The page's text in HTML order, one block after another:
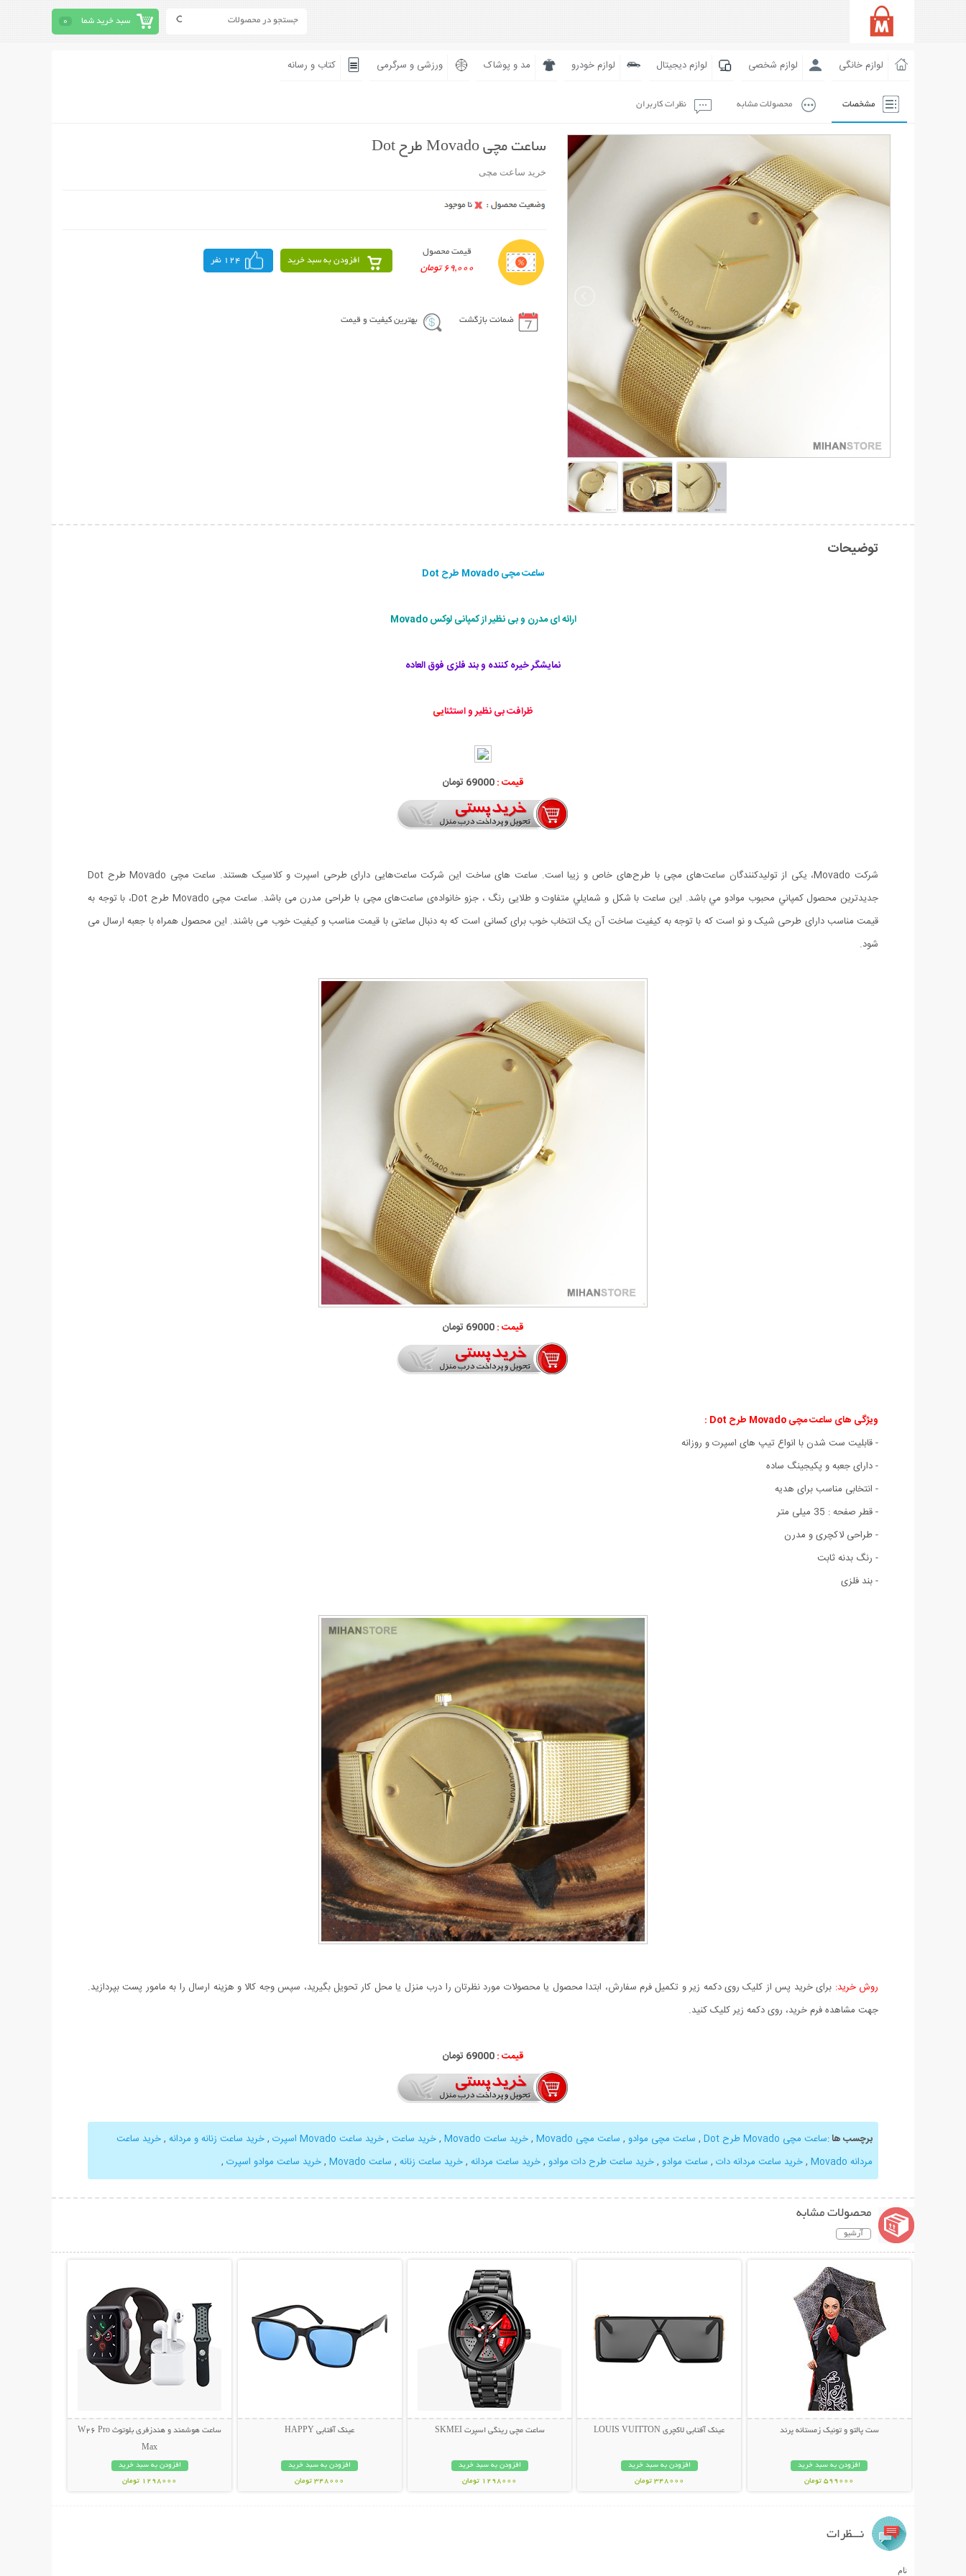
سبد خرید شما 0
لوازم خانگی لوازم شخصی لوازم دیجیتال لوازم خودرو مد و پوشاک ورزشی و سرگرمی کتاب و رسانه
مشخصات محصولات مشابه نظرات کاربران
ساعت مچی Movado طرح Dot
خرید ساعت مچی
قیمت محصول
69,000 تومان
افزودن به سبد خرید 124 نفر
ضمانت بازگشت بهترین کیفیت و قیمت
توضیحات
ساعت مچی Movado طرح Dot
ارائه ای مدرن و بی نظير از كمپانی لوکس Movado
نمایشگر خیره کننده و بند فلزی فوق العاده
ظرافت بی نظير و استثنایی
قیمت :69000 تومان
شرکت Movado، یکی از تولیدکنندگان ساعت‌های مچی با طرح‌های خاص و زیبا است. ساعت های ساخت این شرکت ساعت‌هایی دارای طرحی اسپرت و کلاسیک هستند. ساعت مچی Movado طرح Dot
جديدترين محصول كمپاني محبوب موادو مي باشد. اين ساعت با شكل و شمايلي متفاوت و طلایی رنگ ، جزو خانواده‌ی ساعت‌های مچی با طراحی مدرن می باشد. ساعت مچی Movado طرح Dot، با توجه به
قیمت مناسب دارای طرحی شیک و نو است که با توجه به کیفیت ساخت آن یک انتخاب خوب برای کسانی است که به دنبال ساعتی با قیمت مناسب و کیفیت خوب می باشند. این محصول همراه با جعبه ارسال می
شود.
قیمت :69000 تومان
ویژگی های ساعت مچی Movado طرح Dot :
- قابلیت ست شدن با انواع تیپ های اسپرت و روزانه
- دارای جعبه و پکیجینگ ساده
- انتخابی مناسب برای هدیه
- قطر صفحه : 35 میلی متر
- طراحی لاکچری و مدرن
- رنگ بدنه ثابت
- بند فلزی
روش خرید: برای خرید پس از کلیک روی دکمه زیر و تکمیل فرم سفارش، ابتدا محصول یا محصولات مورد نظرتان را درب منزل یا محل کار تحویل بگیرید، سپس وجه کالا و هزینه ارسال را به مامور پست بپردازید.
جهت مشاهده فرم خرید، روی دکمه زیر کلیک کنید.
قیمت :69000 تومان
برچسب ها:ساعت مچی Movado طرح Dot , ساعت مچی موادو , ساعت مچی Movado ,خرید ساعت Movado ,خرید ساعت ,خرید ساعت Movado اسپرت ,خرید ساعت زنانه و مردانه ,خرید ساعت
مردانه Movado
,خرید ساعت مردانه دات , ساعت موادو ,خرید ساعت طرح دات موادو ,خرید ساعت مردانه ,خرید ساعت زنانه , ساعت Movado ,خرید ساعت موادو اسپرت ,
محصولات مشابه
آرشیو
ست پالتو و تونیک زمستانه پرند
افزودن به سبد خرید
599000 تومان
عینک آفتابی لاکچری LOUIS VUITTON
افزودن به سبد خرید
348000 تومان
ساعت مچی رینگی اسپرت SKMEI
افزودن به سبد خرید
1298000 تومان
عینک آفتابی HAPPY
افزودن به سبد خرید
348000 تومان
ساعت هوشمند و هندزفری بلوتوث W26 Pro
Max
افزودن به سبد خرید
1298000 تومان
نـــظرات
نام